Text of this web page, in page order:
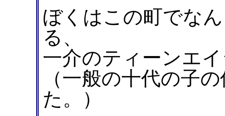
ぼくはこの町でな
る、
一介のティーンエ
（一般の十代の子
た。）